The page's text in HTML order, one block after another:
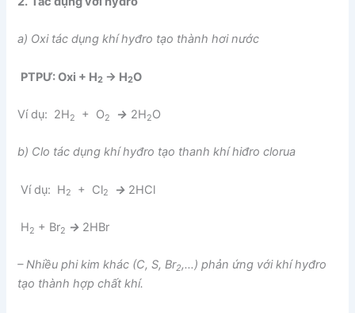
a) Oxi tác dụng khí hyđro tạo thành hơi nước
PTPƯ:Oxi + H2 → H2O
Ví dụ: 2H2 + O2 → 2H2O
b) Clo tác dụng khí hyđro tạo thanh khí hiđro clorua
Ví dụ: H2 + Cl2 → 2HCl
H2 + Br2 → 2HBr
– Nhiều phi kim khác (C, S, Br2,…) phản ứng với khí hyđro
tạo thành hợp chất khí.